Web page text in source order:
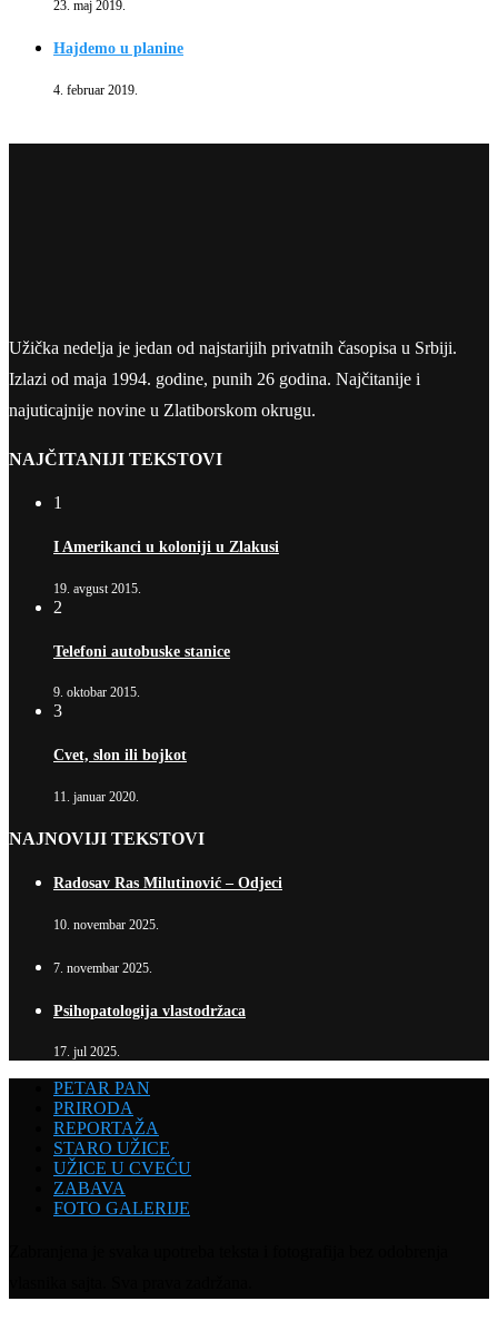
23. maj 2019.
Hajdemo u planine
4. februar 2019.
Užička nedelja je jedan od najstarijih privatnih časopisa u Srbiji.
Izlazi od maja 1994. godine, punih 26 godina. Najčitanije i
najuticajnije novine u Zlatiborskom okrugu.
NAJČITANIJI TEKSTOVI
1
I Amerikanci u koloniji u Zlakusi
19. avgust 2015.
2
Telefoni autobuske stanice
9. oktobar 2015.
3
Cvet, slon ili bojkot
11. januar 2020.
NAJNOVIJI TEKSTOVI
Radosav Ras Milutinović – Odjeci
10. novembar 2025.
7. novembar 2025.
Psihopatologija vlastodržaca
17. jul 2025.
PETAR PAN
PRIRODA
REPORTAŽA
STARO UŽICE
UŽICE U CVEĆU
ZABAVA
FOTO GALERIJE